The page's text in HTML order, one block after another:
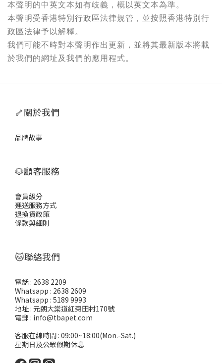
本聲明的中英文本如有歧義，概以英文本為準。
本聲明受香港特別行政區法律規管，並按照香港特別行
政區法律予以解釋。
我們可能不時對本聲明作出更新，並將其最新版本將載
於我們的網址及我們的應用程式。
🦴關於我們
品牌故事
🐶顧客服務
會員級分
運送服務方式
退換貨政策
條款與細則
🐱聯絡我們
電話 : 2638 2209
Whatsapp : 2638 2609
Whatsapp : 5189 9993
地址 : 元朗大棠道紅棗田村170號
電郵 : info@tbapet.com
客服在線時間 : 09:00~18:00(Mon.-Sat.)
星期日及公眾假期休息